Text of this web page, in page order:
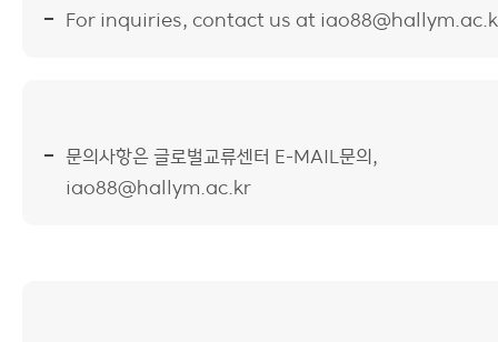
For inquiries, contact us at
문의사항은 글로벌교류센터 E-MAIL문의,
iao88@hallym.ac.kr